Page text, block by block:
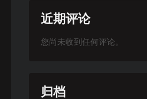
近期评论
您尚未收到任何评论。
归档